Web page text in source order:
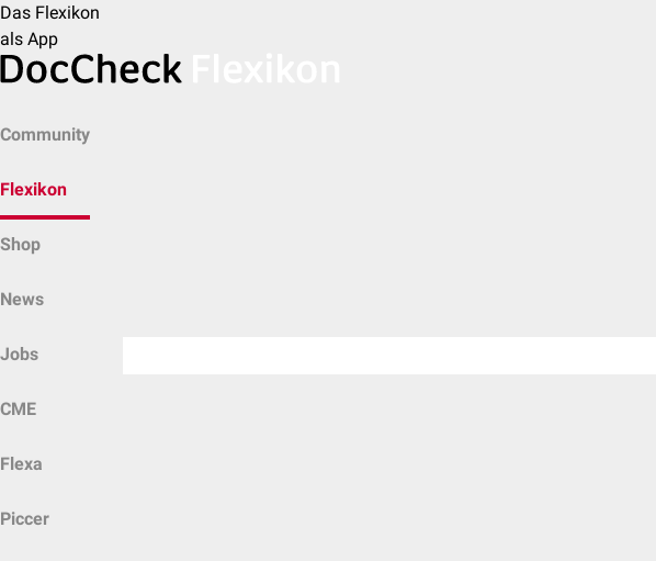
Das Flexikon
als App
Community
Flexikon
Shop
News
Jobs
CME
Flexa
Piccer